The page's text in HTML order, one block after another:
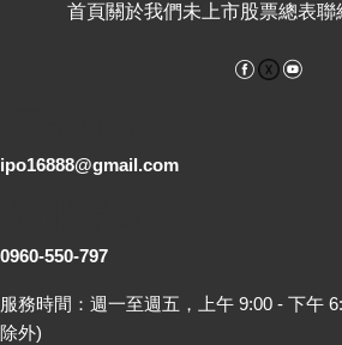
首頁關於我們未上市股票總表聯
ipo16888@gmail.com
0960-550-797
服務時間：週一至週五，上午 9:00 - 下午
除外)